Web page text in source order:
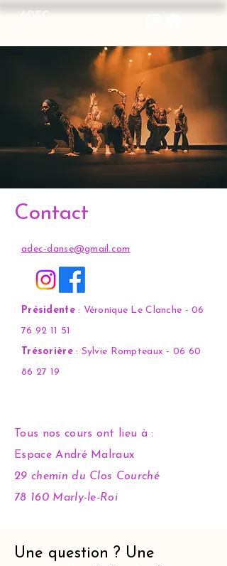
Contact
adec-danse@gmail.com
Présidente: Véronique Le Clanche -06
76 92 11 51
Trésorière: Sylvie Rompteaux - 06 60
86 27 19
Tous nos cours ont lieu à :
Espace André Malraux
29 chemin du Clos Courché
78 160 Marly-le-Roi
Une question ? Une